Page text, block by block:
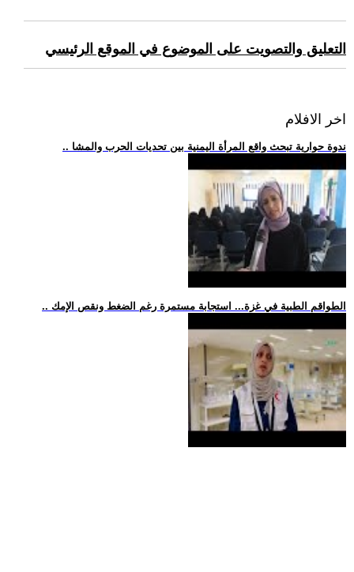
التعليق والتصويت على الموضوع في الموقع الرئيسي
اخر الافلام
.. ندوة حوارية تبحث واقع المرأة اليمنية بين تحديات الحرب والمشا
.. الطواقم الطبية في غزة... استجابة مستمرة رغم الضغط ونقص الإمك